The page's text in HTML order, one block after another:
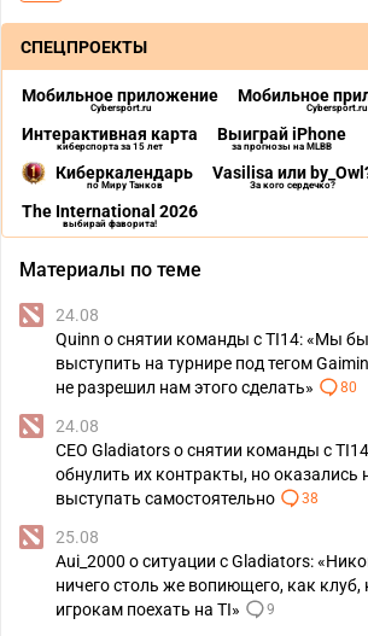
СПЕЦПРОЕКТЫ
Мобильное приложение
Cybersport.ru
Мобильное
Cybersport.ru
Интерактивная карта
киберспорта за 15 лет
Выиграй iPhone
за прогнозы на MLBB
Киберкалендарь
по Миру Танков
Vasilisa или
За кого сердечко?
The International 2026
выбирай фаворита!
Материалы по теме
24.08
Quinn о снятии команды с TI14: «Мы
выступить на турнире под тегом
не разрешил нам этого сделать»
80
24.08
CEO Gladiators о снятии команды с
обнулить их контракты, но оказались
выступать самостоятельно
38
25.08
Aui_2000 о ситуации с Gladiators:
ничего столь же вопиющего, как
игрокам поехать на TI»
9